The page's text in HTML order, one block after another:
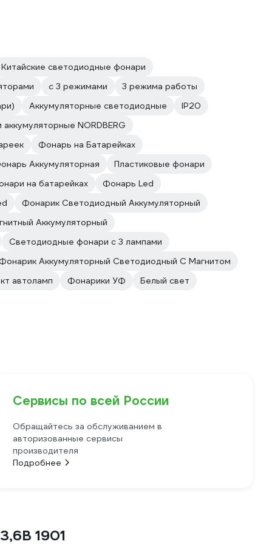
Китайские светодиодные фонари
с 3 режимами
3 режима работы
Аккумуляторные светодиодные
IP20
NORDBERG
Фонарь на Батарейках
Аккумуляторная
Пластиковые фонари
на батарейках
Фонарь Led
Фонарик Светодиодный Аккумуляторный
Аккумуляторный
Светодиодные фонари с 3 лампами
Аккумуляторный Светодиодный С Магнитом
автоламп
Фонарики УФ Белый свет
Сервисы по всей России
Обращайтесь за обслуживанием в
авторизованные сервисы
производителя
Подробнее
1901